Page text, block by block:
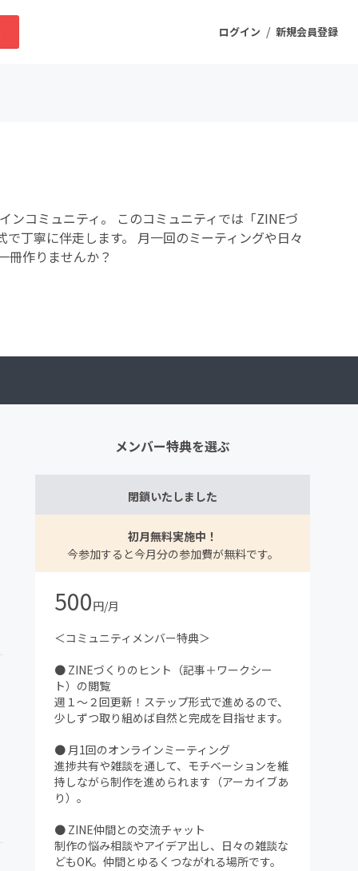
ログイン / 新規会員登録
ファッション
スポーツ
ンコミュニティ。 このコミュニティでは「ZINEづ
丁寧に伴走します。 月一回のミーティングや日々
冊作りませんか？
メンバー特典を選ぶ
閉鎖いたしました
初月無料実施中！
今参加すると今月分の参加費が無料です。
500円/月
＜コミュニティメンバー特典＞
● ZINEづくりのヒント（記事＋ワークシー
ト）の閲覧
週１～２回更新！ステップ形式で進めるので、
少しずつ取り組めば自然と完成を目指せます。
● 月1回のオンラインミーティング
進捗共有や雑談を通して、モチベーションを維
持しながら制作を進められます（アーカイブあ
り）。
● ZINE仲間との交流チャット
制作の悩み相談やアイデア出し、日々の雑談な
どもOK。仲間とゆるくつながれる場所です。